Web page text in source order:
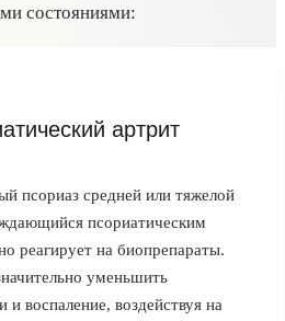
состояниями:
артрит
псориаз средней или тяжелой
псориатическим
реагирует на биопрепараты.
уменьшить
и воспаление, воздействуя на